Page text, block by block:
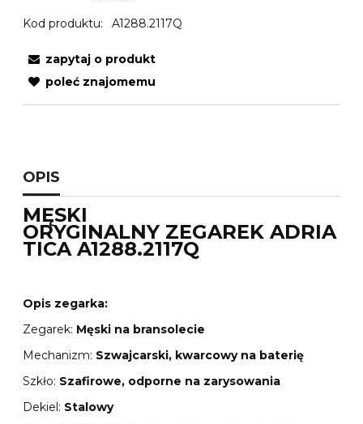
Kod produktu: A1288.2117Q
zapytaj o produkt
poleć znajomemu
OPIS
MĘSKI
ORYGINALNY ZEGAREK ADRIA
TICA A1288.2117Q
Opis zegarka:
Zegarek: Męski na bransolecie
Mechanizm: Szwajcarski, kwarcowy na baterię
Szkło: Szafirowe, odporne na zarysowania
Dekiel: Stalowy